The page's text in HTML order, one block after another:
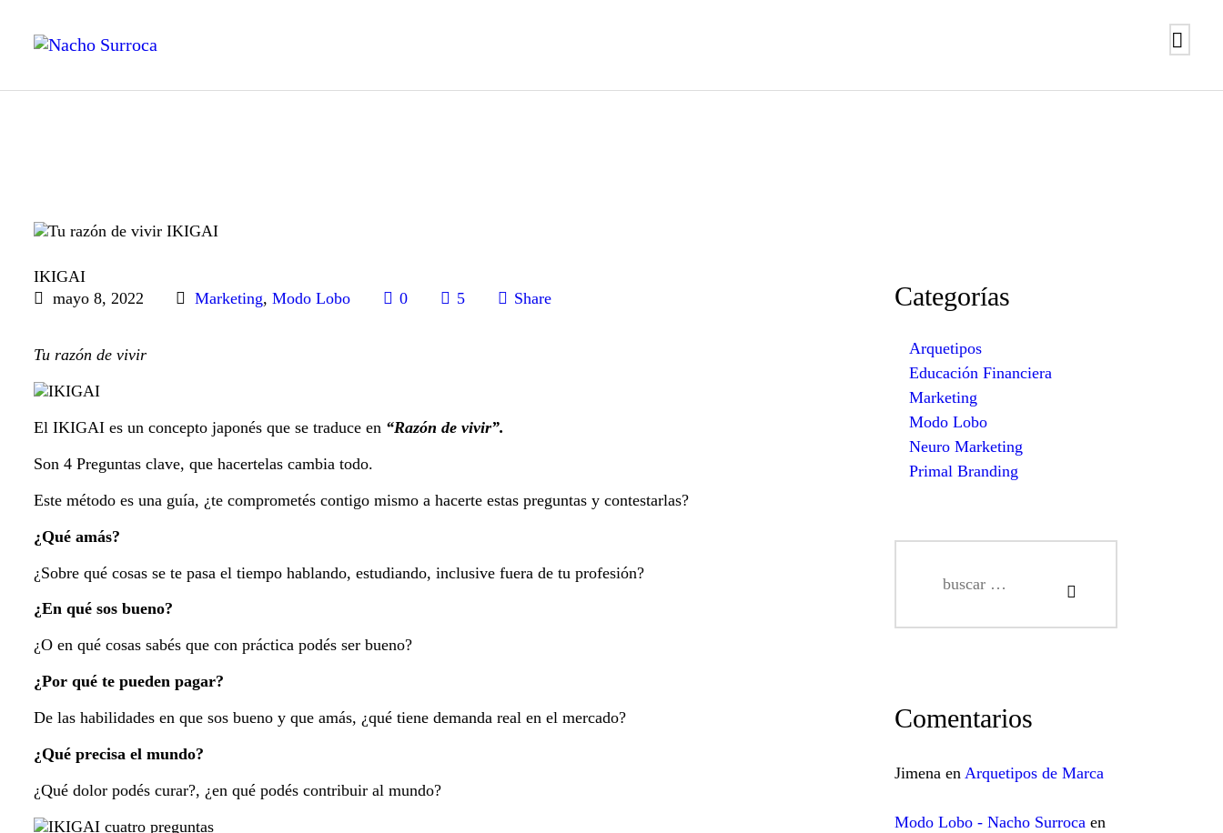
IKIGAI
mayo 8, 2022
Marketing,Modo Lobo 0 5 Share
Tu razón de vivir
El IKIGAI es un concepto japonés que se traduce en “Razón de vivir”.
Son 4 Preguntas clave, que hacertelas cambia todo.
Este método es una guía, ¿te comprometés contigo mismo a hacerte estas preguntas y contestarlas?
¿Qué amás?
¿Sobre qué cosas se te pasa el tiempo hablando, estudiando, inclusive fuera de tu profesión?
¿En qué sos bueno?
¿O en qué cosas sabés que con práctica podés ser bueno?
¿Por qué te pueden pagar?
De las habilidades en que sos bueno y que amás, ¿qué tiene demanda real en el mercado?
¿Qué precisa el mundo?
¿Qué dolor podés curar?, ¿en qué podés contribuir al mundo?
Categorías
Arquetipos
Educación Financiera
Marketing
Modo Lobo
Neuro Marketing
Primal Branding
Comentarios
Jimena enArquetipos de Marca
Modo Lobo - Nacho Surroca en